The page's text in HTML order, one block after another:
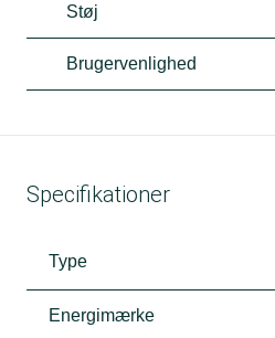
Støj
Brugervenlighed
Specifikationer
Type
Energimærke